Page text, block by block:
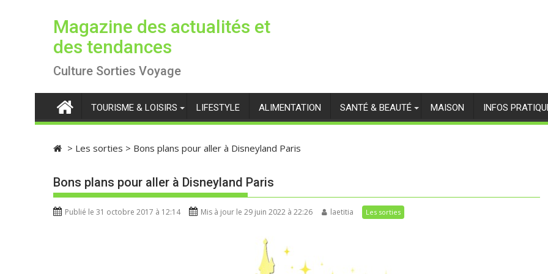
c
n
Magazine des actualités et
des tendances
Culture Sorties Voyage
TOURISME & LOISIRS LIFESTYLE ALIMENTATION SANTÉ & BEAUTÉ MAISON INFOS
> Les sorties > Bons plans pour aller à Disneyland Paris
Bons plans pour aller à Disneyland Paris
Publié le 31 octobre 2017 à 12:14 Mis à jour le 29 juin 2022 à 22:26 laetitia Les sorties